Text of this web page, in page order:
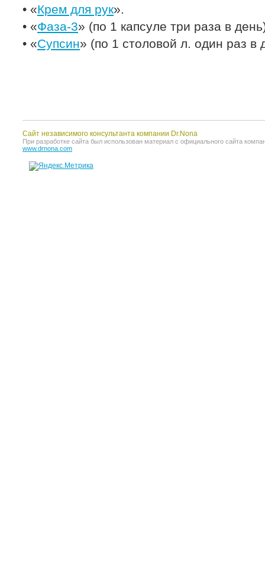
• «Крем для рук».
• «Фаза-3» (по 1 капсуле три раза в
• «Супсин» (по 1 столовой л. один раз в
Сайт независимого консультанта компании Dr.Nona
При разработке сайта был использован материал с официального сайта
www.drnona.com